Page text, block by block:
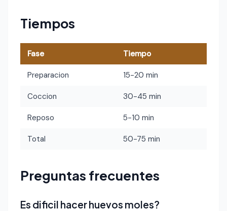
Tiempos
Fase Tiempo
Preparacion 15-20 min
Coccion 30-45 min
Reposo 5-10 min
Total 50-75 min
Preguntas frecuentes
Es dificil hacer huevos moles?